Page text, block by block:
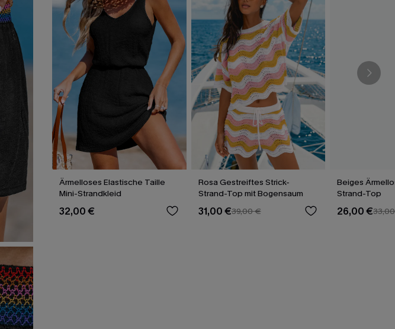
Ärmelloses Elastische Taille
Mini-Strandkleid
32,00 €
Rosa Gestreiftes Strick-
Strand-Top mit Bogensaum
31,00 €39,00 €
Beiges
Strand-Top
26,00 €